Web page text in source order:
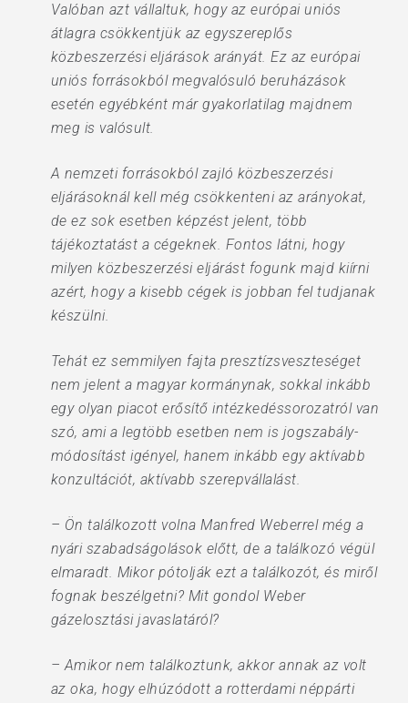
Valóban azt vállaltuk, hogy az európai uniós
átlagra csökkentjük az egyszereplős
közbeszerzési eljárások arányát. Ez az európai
uniós forrásokból megvalósuló beruházások
esetén egyébként már gyakorlatilag majdnem
meg is valósult.
A nemzeti forrásokból zajló közbeszerzési
eljárásoknál kell még csökkenteni az arányokat,
de ez sok esetben képzést jelent, több
tájékoztatást a cégeknek. Fontos látni, hogy
milyen közbeszerzési eljárást fogunk majd kiírni
azért, hogy a kisebb cégek is jobban fel tudjanak
készülni.
Tehát ez semmilyen fajta presztízsveszteséget
nem jelent a magyar kormánynak, sokkal inkább
egy olyan piacot erősítő intézkedéssorozatról van
szó, ami a legtöbb esetben nem is jogszabály-
módosítást igényel, hanem inkább egy aktívabb
konzultációt, aktívabb szerepvállalást.
– Ön találkozott volna Manfred Weberrel még a
nyári szabadságolások előtt, de a találkozó végül
elmaradt. Mikor pótolják ezt a találkozót, és miről
fognak beszélgetni? Mit gondol Weber
gázelosztási javaslatáról?
– Amikor nem találkoztunk, akkor annak az volt
az oka, hogy elhúzódott a rotterdami néppárti